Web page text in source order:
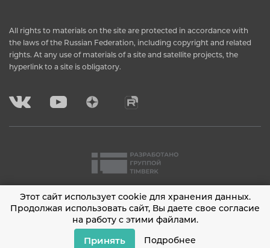
All rights to materials on the site are protected in accordance with
the laws of the Russian Federation, including copyright and related
rights. At any use of materials of a site and satellite projects, the
hyperlink to a site is obligatory.
2001 - 2026 © Timberk
Privacy policy
Этот сайт использует cookie для хранения данных.
Продолжая использовать сайт, Вы даете свое согласие
на работу с этими файлами.
Принять Подробнее